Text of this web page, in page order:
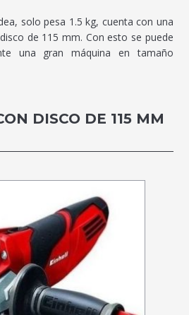
solo pesa 1.5 kg, cuenta con una
de 115 mm. Con esto se puede
una gran máquina en tamaño
DISCO DE 115 MM